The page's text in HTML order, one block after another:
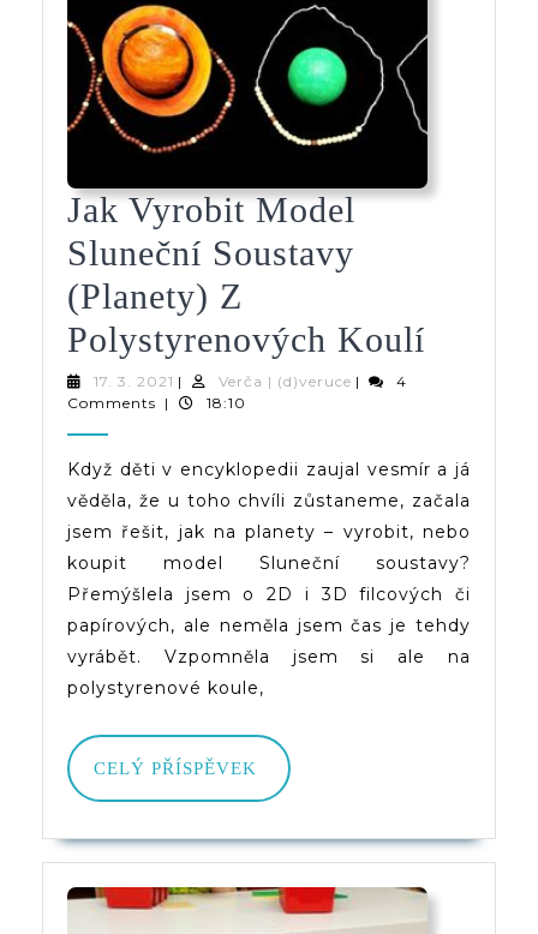
Jak Vyrobit Model
Sluneční Soustavy
(planety) Z
Polystyrenových Koulí
Z
17. 3. 2021 17.
3.
| Verča | (d)veruceVerča
|
4
Comments | 18:10
Když děti v encyklopedii zaujal vesmír a já
věděla, že u toho chvíli zůstaneme, začala
jsem řešit, jak na planety – vyrobit, nebo
koupit model Sluneční soustavy?
Přemýšlela jsem o 2D i 3D filcových či
papírových, ale neměla jsem čas je tehdy
vyrábět. Vzpomněla jsem si ale na
polystyrenové koule,
CELÝ PŘÍSPĚVEK
CELÝ
PŘÍSPĚVEK